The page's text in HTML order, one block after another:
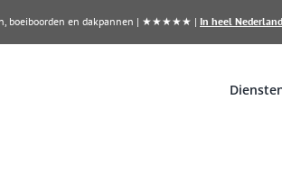
boeiboorden en dakpannen | ★★★★★ | In heel